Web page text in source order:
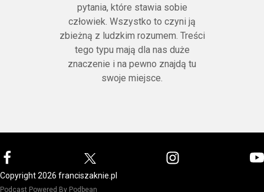
pytania, które stawia sobie
człowiek. Wszystko to czyni ją
zbieżną z ludzkim rozumem. Treści
tego typu mają dla nas duże
znaczenie i na pewno znajdą tu
swoje miejsce.
Copyright 2026 franciszaknie.pl
Podcast Powered By Podbean